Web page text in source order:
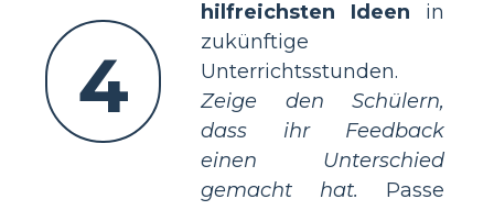
4
hilfreichsten Ideen in
zukünftige
Unterrichtsstunden.
Zeige den Schülern,
dass ihr Feedback
einen Unterschied
gemacht hat. Passe